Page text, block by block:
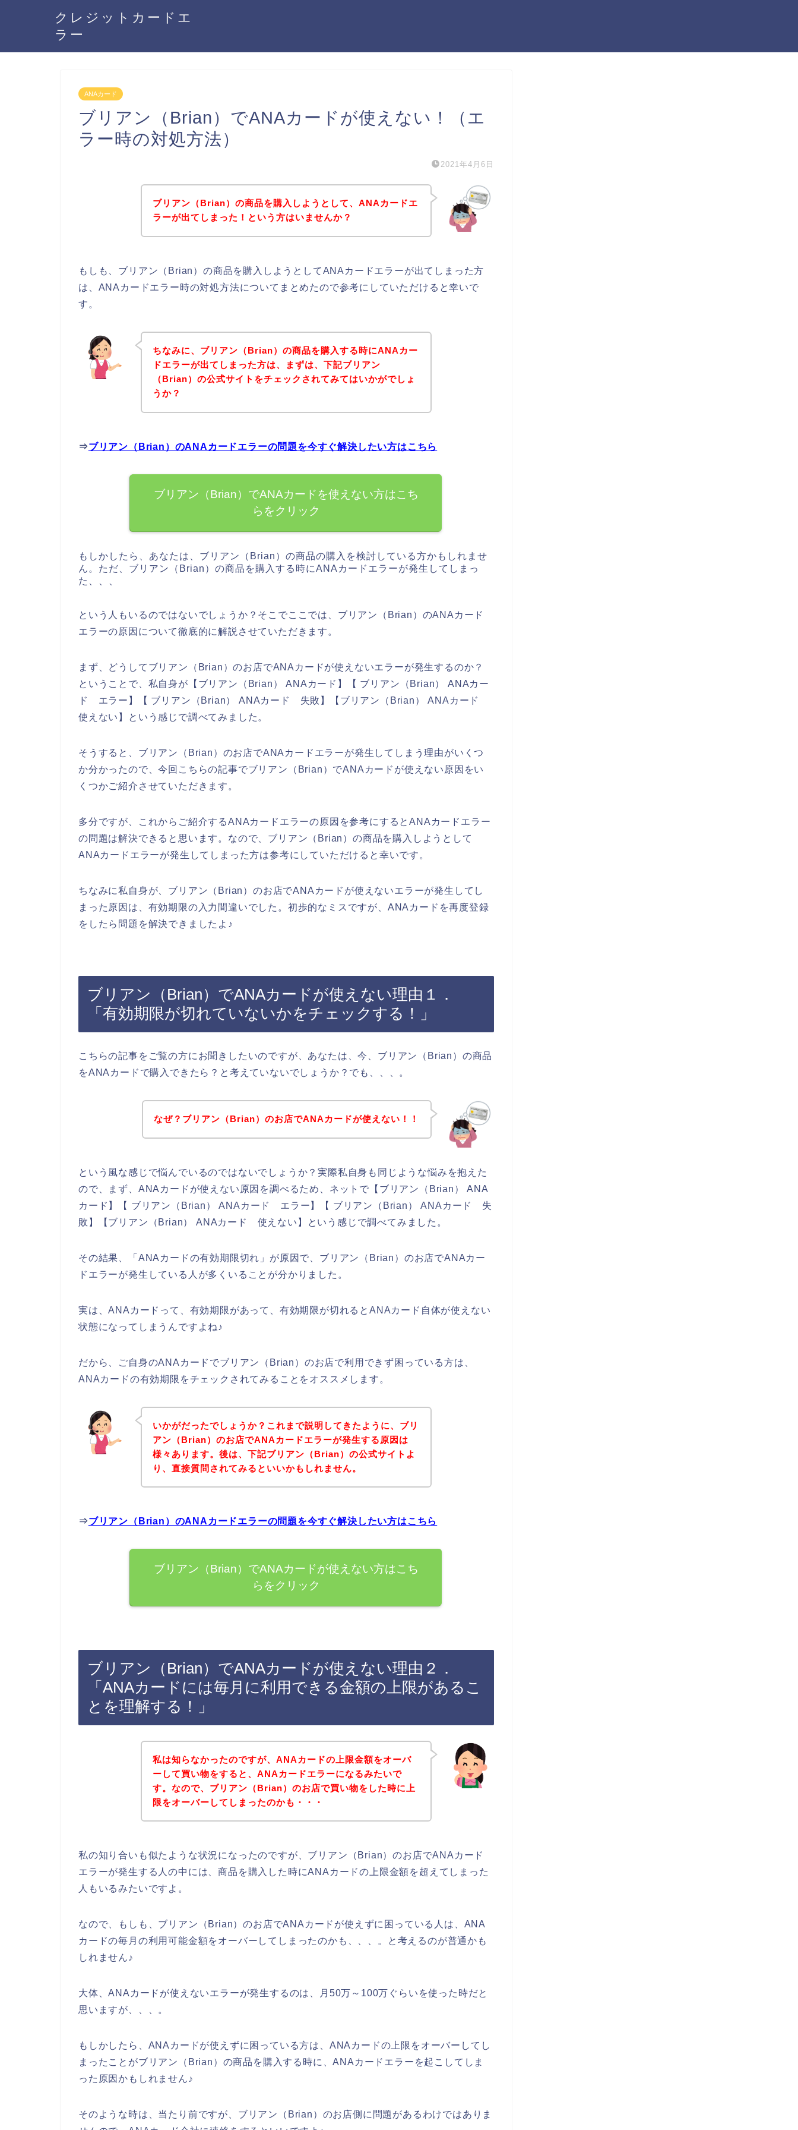
クレジットカードエ
ラー
ANAカード
ブリアン（Brian）でANAカードが使えない！（エ
ラー時の対処方法）
2021年4月6日
ブリアン（Brian）の商品を購入しようとして、ANAカードエ
ラーが出てしまった！という方はいませんか？
もしも、ブリアン（Brian）の商品を購入しようとしてANAカードエラーが出てしまった方
は、ANAカードエラー時の対処方法についてまとめたので参考にしていただけると幸いで
す。
ちなみに、ブリアン（Brian）の商品を購入する時にANAカー
ドエラーが出てしまった方は、まずは、下記ブリアン
（Brian）の公式サイトをチェックされてみてはいかがでしょ
うか？
⇒ブリアン（Brian）のANAカードエラーの問題を今すぐ解決したい方はこちら
ブリアン（Brian）でANAカードを使えない方はこち
らをクリック
もしかしたら、あなたは、ブリアン（Brian）の商品の購入を検討している方かもしれませ
ん。ただ、ブリアン（Brian）の商品を購入する時にANAカードエラーが発生してしまっ
た、、、
という人もいるのではないでしょうか？そこでここでは、ブリアン（Brian）のANAカード
エラーの原因について徹底的に解説させていただきます。
まず、どうしてブリアン（Brian）のお店でANAカードが使えないエラーが発生するのか？
ということで、私自身が【ブリアン（Brian） ANAカード】【 ブリアン（Brian） ANAカー
ド エラー】【 ブリアン（Brian） ANAカード 失敗】【ブリアン（Brian） ANAカード
使えない】という感じで調べてみました。
そうすると、ブリアン（Brian）のお店でANAカードエラーが発生してしまう理由がいくつ
か分かったので、今回こちらの記事でブリアン（Brian）でANAカードが使えない原因をい
くつかご紹介させていただきます。
多分ですが、これからご紹介するANAカードエラーの原因を参考にするとANAカードエラー
の問題は解決できると思います。なので、ブリアン（Brian）の商品を購入しようとして
ANAカードエラーが発生してしまった方は参考にしていただけると幸いです。
ちなみに私自身が、ブリアン（Brian）のお店でANAカードが使えないエラーが発生してし
まった原因は、有効期限の入力間違いでした。初歩的なミスですが、ANAカードを再度登録
をしたら問題を解決できましたよ♪
ブリアン（Brian）でANAカードが使えない理由１．
「有効期限が切れていないかをチェックする！」
こちらの記事をご覧の方にお聞きしたいのですが、あなたは、今、ブリアン（Brian）の商品
をANAカードで購入できたら？と考えていないでしょうか？でも、、、。
なぜ？ブリアン（Brian）のお店でANAカードが使えない！！
という風な感じで悩んでいるのではないでしょうか？実際私自身も同じような悩みを抱えた
ので、まず、ANAカードが使えない原因を調べるため、ネットで【ブリアン（Brian） ANA
カード】【 ブリアン（Brian） ANAカード エラー】【 ブリアン（Brian） ANAカード 失
敗】【ブリアン（Brian） ANAカード 使えない】という感じで調べてみました。
その結果、「ANAカードの有効期限切れ」が原因で、ブリアン（Brian）のお店でANAカー
ドエラーが発生している人が多くいることが分かりました。
実は、ANAカードって、有効期限があって、有効期限が切れるとANAカード自体が使えない
状態になってしまうんですよね♪
だから、ご自身のANAカードでブリアン（Brian）のお店で利用できず困っている方は、
ANAカードの有効期限をチェックされてみることをオススメします。
いかがだったでしょうか？これまで説明してきたように、ブリ
アン（Brian）のお店でANAカードエラーが発生する原因は
様々あります。後は、下記ブリアン（Brian）の公式サイトよ
り、直接質問されてみるといいかもしれません。
⇒ブリアン（Brian）のANAカードエラーの問題を今すぐ解決したい方はこちら
ブリアン（Brian）でANAカードが使えない方はこち
らをクリック
ブリアン（Brian）でANAカードが使えない理由２．
「ANAカードには毎月に利用できる金額の上限があるこ
とを理解する！」
私は知らなかったのですが、ANAカードの上限金額をオーバ
ーして買い物をすると、ANAカードエラーになるみたいで
す。なので、ブリアン（Brian）のお店で買い物をした時に上
限をオーバーしてしまったのかも・・・
私の知り合いも似たような状況になったのですが、ブリアン（Brian）のお店でANAカード
エラーが発生する人の中には、商品を購入した時にANAカードの上限金額を超えてしまった
人もいるみたいですよ。
なので、もしも、ブリアン（Brian）のお店でANAカードが使えずに困っている人は、ANA
カードの毎月の利用可能金額をオーバーしてしまったのかも、、、。と考えるのが普通かも
しれません♪
大体、ANAカードが使えないエラーが発生するのは、月50万～100万ぐらいを使った時だと
思いますが、、、。
もしかしたら、ANAカードが使えずに困っている方は、ANAカードの上限をオーバーしてし
まったことがブリアン（Brian）の商品を購入する時に、ANAカードエラーを起こしてしま
った原因かもしれません♪
そのような時は、当たり前ですが、ブリアン（Brian）のお店側に問題があるわけではありま